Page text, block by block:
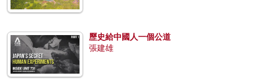
歷史給中國人一個公道
張建雄